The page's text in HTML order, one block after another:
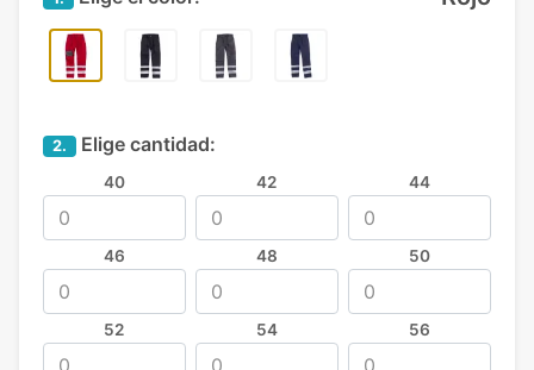
2. Elige cantidad:
40 42 44
46 48 50
52 54 56